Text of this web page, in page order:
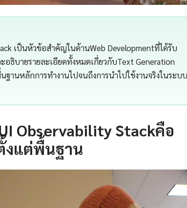
เป็นหัวข้อสำคัญในด้านWeb Developmentที่ได้รับ
ธิบายรายละเอียดทั้งหมดเกี่ยวกับText Generation
ฐานหลักการทำงานไปจนถึงการนำไปใช้งานจริงในระบบ
Observability Stackคือ
งแต่พื้นฐาน